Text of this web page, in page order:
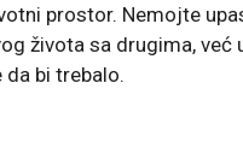
prostor. Nemojte
života sa drugima, već
bi trebalo.